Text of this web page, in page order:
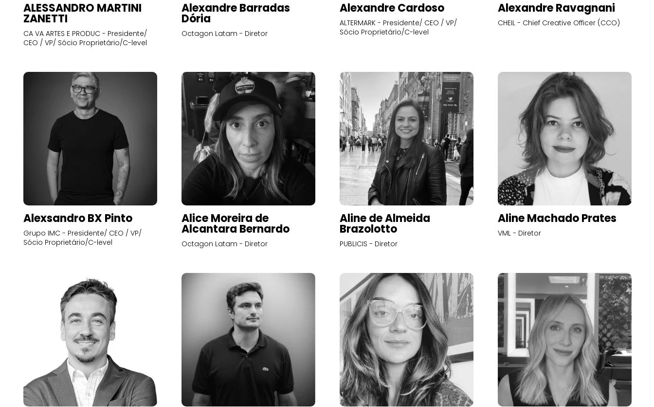
ALESSANDRO MARTINI
ZANETTI
CA VA ARTES E PRODUC - Presidente/
CEO / VP/ Sócio Proprietário/C-level
Alexandre Barradas
Dória
Octagon Latam - Diretor
Alexandre Cardoso
ALTERMARK - Presidente/ CEO / VP/
Sócio Proprietário/C-level
Alexandre Ravagnani
CHEIL - Chief Creative Officer (CCO)
Alexsandro BX Pinto
Grupo IMC - Presidente/ CEO / VP/
Sócio Proprietário/C-level
Alice Moreira de
Alcantara Bernardo
Octagon Latam - Diretor
Aline de Almeida
Brazolotto
PUBLICIS - Diretor
Aline Machado Prates
VML - Diretor